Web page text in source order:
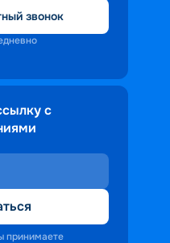
звонок
с
принимаете